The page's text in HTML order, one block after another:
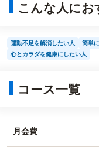
こんな人にお
運動不足を解消したい人
簡単
心とカラダを健康にしたい人
コース一覧
月会費